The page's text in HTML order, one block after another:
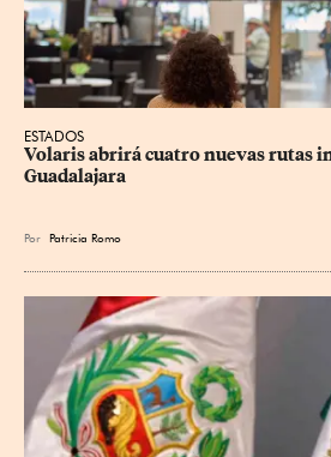
ESTADOS
Volaris abrirá cuatro nuevas rutas
Guadalajara
Por Patricia Romo